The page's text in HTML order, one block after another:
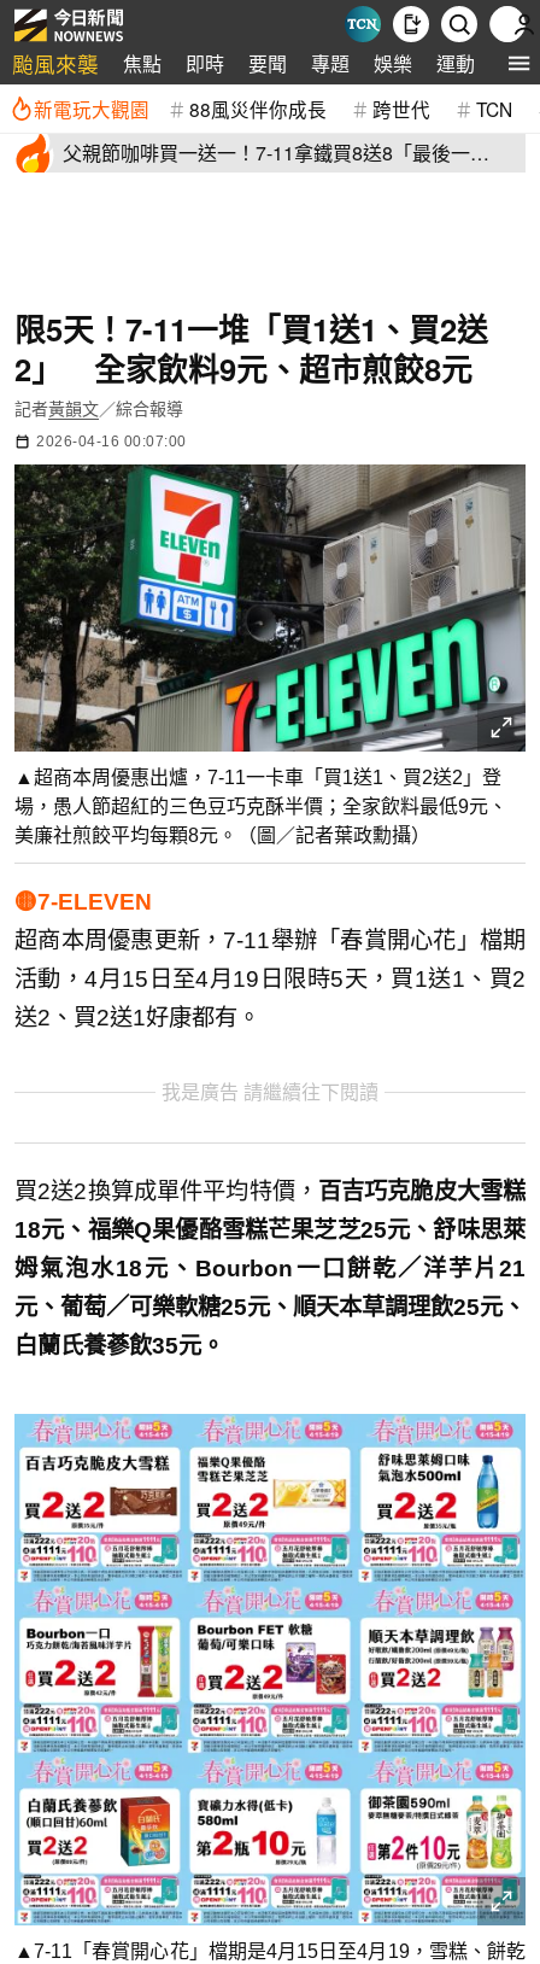
颱風來襲 焦點 即時 要聞 專題 娛樂 運動 全球
新電玩大觀園 88風災伴你成長 跨世代 TCN
父親節咖啡買一送一！7-11拿鐵買8送8「最後一
限5天！7-11一堆「買1送1、買2送
2」 全家飲料9元、超市煎餃8元
記者黃韻文／綜合報導
2026-04-16 00:07:00
▲超商本周優惠出爐，7-11一卡車「買1送1、買2送2」登
場，愚人節超紅的三色豆巧克酥半價；全家飲料最低9元、
美廉社煎餃平均每顆8元。（圖／記者葉政勳攝）
🟡7-ELEVEN
超商本周優惠更新，7-11舉辦「春賞開心花」檔期
活動，4月15日至4月19日限時5天，買1送1、買2
送2、買2送1好康都有。
我是廣告 請繼續往下閱讀
買2送2換算成單件平均特價， 百吉巧克脆皮大雪糕
18元、福樂Q果優酪雪糕芒果芝芝25元、舒味思萊
姆氣泡水18元、Bourbon一口餅乾／洋芋片21
元、葡萄／可樂軟糖25元、順天本草調理飲25元、
白蘭氏養蔘飲35元。
▲7-11「春賞開心花」檔期是4月15日至4月19，雪糕、餅乾